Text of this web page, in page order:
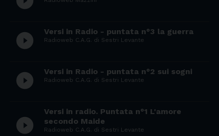
play_circle_filled Versi in Radio - puntata n°3 la guerra
Radioweb C.A.G. di Sestri Levante
play_circle_filled Versi in Radio - puntata n°2 sui sogni
Radioweb C.A.G. di Sestri Levante
play_circle_filled
Versi in radio. Puntata n°1 L'amore
secondo Maide
Radioweb C.A.G. di Sestri Levante